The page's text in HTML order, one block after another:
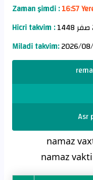
Zaman şimdi :16:57
Hicri takvim :
Miladi takvim:2026/08/
Asr
namaz
namaz